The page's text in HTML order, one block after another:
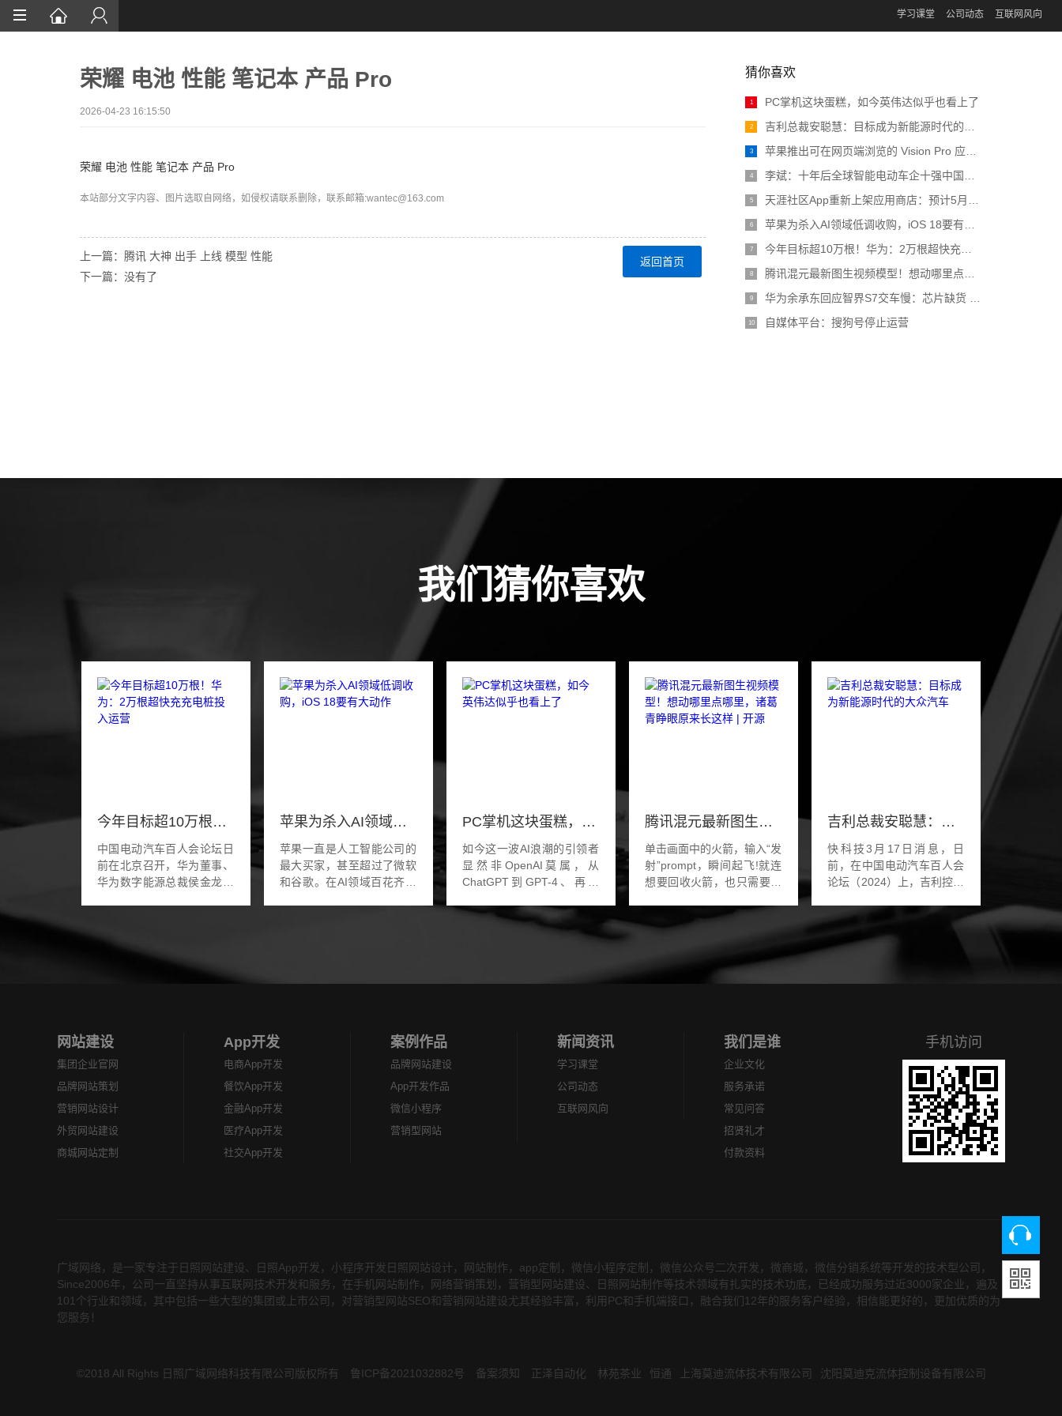
学习课堂 公司动态 互联网风向
荣耀 电池 性能 笔记本 产品 Pro
2026-04-23 16:15:50
荣耀 电池 性能 笔记本 产品 Pro
本站部分文字内容、图片选取自网络，如侵权请联系删除，联系邮箱:wantec@163.com
返回首页
上一篇：腾讯 大神 出手 上线 模型 性能
下一篇：没有了
猜你喜欢
1 PC掌机这块蛋糕，如今英伟达似乎也看上了
2 吉利总裁安聪慧：目标成为新能源时代的大众汽车
3 苹果推出可在网页端浏览的 Vision Pro 应用程序商店
4 李斌：十年后全球智能电动车企十强中国占一半 比亚迪、吉利已预订席位
5 天涯社区App重新上架应用商店：预计5月1日前恢复访问
6 苹果为杀入AI领域低调收购，iOS 18要有大动作
7 今年目标超10万根！华为：2万根超快充充电桩投入运营
8 腾讯混元最新图生视频模型！想动哪里点哪里，诸葛青睁眼原来长这样 | 开源
9 华为余承东回应智界S7交车慢：芯片缺货 预计4月恢复正常
10 自媒体平台：搜狗号停止运营
我们猜你喜欢
今年目标超10万根！华为：2万根超快充充电桩投入运营
中国电动汽车百人会论坛日
前在北京召开，华为董事、
华为数字能源总裁侯金龙在
署超过10万根超快...
苹果为杀入AI领域低调收购，iOS 18要有大动作
苹果一直是人工智能公司的
最大买家，甚至超过了微软
和谷歌。在AI领域百花齐放
PC掌机这块蛋糕，如今英伟达似乎也看上了
如今这一波AI浪潮的引领者
显然非OpenAI莫属，从
ChatGPT到GPT-4、再到
的成功，但这家公司并不没
有吃到最大红利，真正闷声
腾讯混元最新图生视频模型！想动哪里点哪里，诸葛青睁眼原来长这样 | 开源
单击画面中的火箭，输入“发
射”prompt，瞬间起飞!就连
想要回收火箭，也只需要输
一点击:马斯克看了都要自我
怀疑一下，这火箭发射这么
吉利总裁安聪慧：目标成为新能源时代的大众汽车
快科技3月17日消息，日
前，在中国电动汽车百人会
论坛（2024）上，吉利控股
CEO安聪慧发表演讲，他表
示：吉利控股集团的发展目
标，就是我们通过努力希...
网站建设
集团企业官网
品牌网站策划
营销网站设计
外贸网站建设
商城网站定制
App开发
电商App开发
餐饮App开发
金融App开发
医疗App开发
社交App开发
案例作品
品牌网站建设
App开发作品
微信小程序
营销型网站
新闻资讯
学习课堂
公司动态
互联网风向
我们是谁
企业文化
服务承诺
常见问答
招贤礼才
付款资料
手机访问
广域网络，是一家专注于 日照网站建设、 日照App开发 ，小程序开发日照网站设计，网站制作，app定制，微信小程序定制，微信公众号二次开发，微商城，微信分销系统等开发的技术型公司，
Since2006年，公司一直坚持从事互联网技术开发和服务，在手机网站制作，网络营销策划，营销型网站建设、日照网站制作等技术领域有扎实的技术功底，已经成功服务过近3000家企业，遍及
101个行业和领域，其中包括一些大型的集团或上市公司，对营销型网站SEO和营销网站建设尤其经验丰富，利用PC和手机端接口，融合我们12年的服务客户经验，相信能更好的，更加优质的为
您服务！
©2018 All Rights 日照广域网络科技有限公司版权所有 鲁ICP备2021032882号 备案须知 正泽自动化 林苑茶业 恒通 上海莫迪流体技术有限公司 沈阳莫迪克流体控制设备有限公司